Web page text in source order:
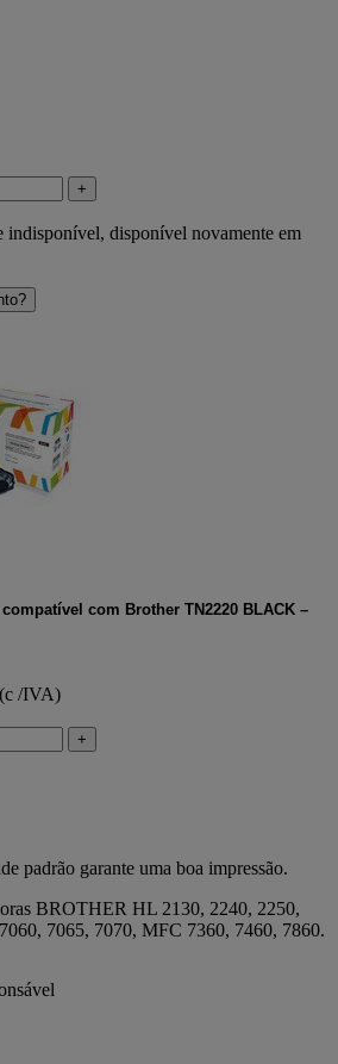
+
indisponível, disponível novamente em
com Brother TN2220 BLACK –
/IVA)
+
padrão garante uma boa impressão.
BROTHER HL 2130, 2240, 2250,
7065, 7070, MFC 7360, 7460, 7860.